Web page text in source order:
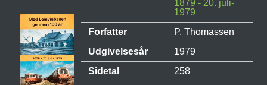
1879 - 20. juli-
1979
Forfatter
P. Thomassen
Udgivelsesår
1979
Sidetal
258